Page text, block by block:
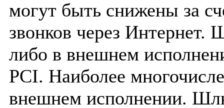
могут быть снижены за
звонков через
либо в внешнем
PCI. Наиболее
внешнем исполнении.